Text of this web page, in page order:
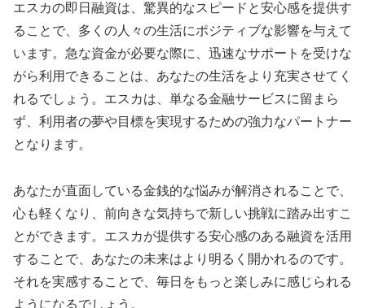
エスカの即日融資は、驚異的なスピードと安心感を提供す
ることで、多くの人々の生活にポジティブな影響を与えて
います。急な資金が必要な際に、迅速なサポートを受けな
がら利用できることは、あなたの生活をより充実させてく
れるでしょう。エスカは、単なる金融サービスに留まら
ず、利用者の夢や目標を実現するための強力なパートナー
となります。
あなたが直面している金銭的な悩みが解消されることで、
心も軽くなり、前向きな気持ちで新しい挑戦に踏み出すこ
とができます。エスカが提供する安心感のある融資を活用
することで、あなたの未来はより明るく開かれるのです。
それを実感することで、毎日をもっと楽しみに感じられる
ようになるでしょう。